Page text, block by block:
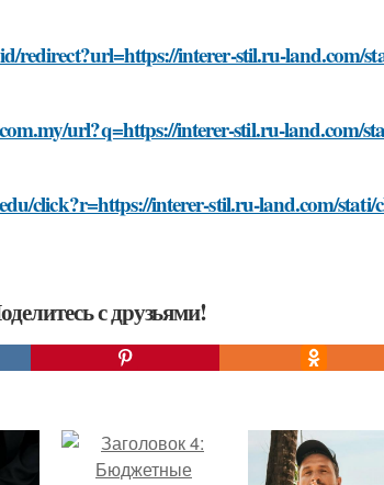
redirect?url=https://interer-stil.ru-land.com/
url?q=https://interer-stil.ru-land.com/
click?r=https://interer-stil.ru-land.com/
с друзьями!